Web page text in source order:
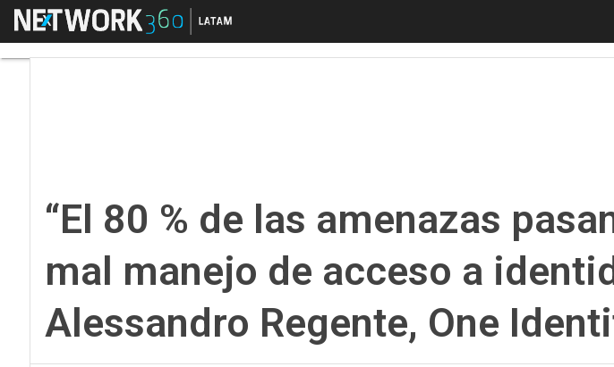
Menú “El 80 % de las amenazas pasan por el mal
“El 80 % de las amenazas
mal manejo de acceso a
Alessandro Regente, One